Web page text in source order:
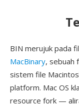
BIN merujuk pada
MacBinary, sebuah
sistem file
platform. Mac OS
resource fork —